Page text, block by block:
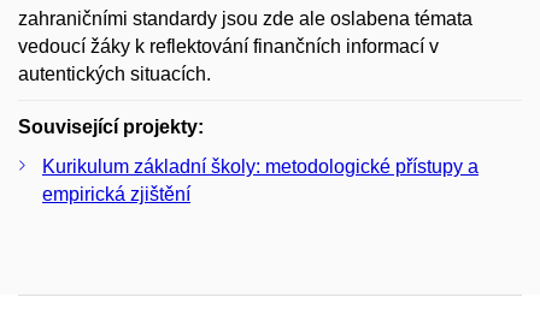
zahraničními standardy jsou zde ale oslabena témata
vedoucí žáky k reflektování finančních informací v
autentických situacích.
Související projekty:
Kurikulum základní školy: metodologické přístupy a
empirická zjištění